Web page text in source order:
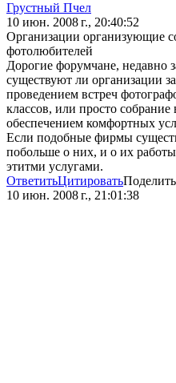
Грустный Пчел
10 июн. 2008 г., 20:40:52
Организации организующие
фотолюбителей
Дорогие форумчане, недавно
существуют ли организации
проведением встреч
классов, или просто
обеспечением комфортных
Если подобные фирмы
побольше о них, и о их
этитми услугами.
ОтветитьЦитировать
10 июн. 2008 г., 21:01:38